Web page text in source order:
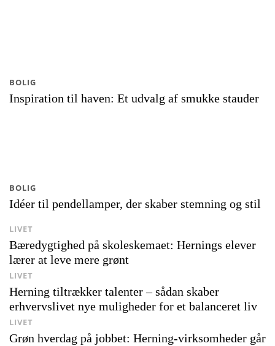
Inspiration til haven: Et udvalg af smukke stauder
BOLIG
Idéer til pendellamper, der skaber stemning og stil
BOLIG
Bæredygtighed på skoleskemaet: Hernings elever
lærer at leve mere grønt
LIVET
Herning tiltrækker talenter – sådan skaber
erhvervslivet nye muligheder for et balanceret liv
LIVET
Grøn hverdag på jobbet: Herning-virksomheder går
LIVET